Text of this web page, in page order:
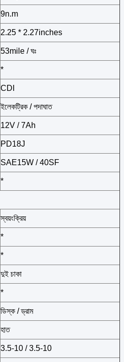
9n.m
2.25 * 2.27inches
53mile / ঘঃ
*
CDI
ইলেকট্রিক / পদাঘাত
12V / 7Ah
PD18J
SAE15W / 40SF
*
স্বয়ংক্রিয়
*
*
দুই চাকা
*
ডিস্ক / ড্রাম
হাত
3.5-10 / 3.5-10